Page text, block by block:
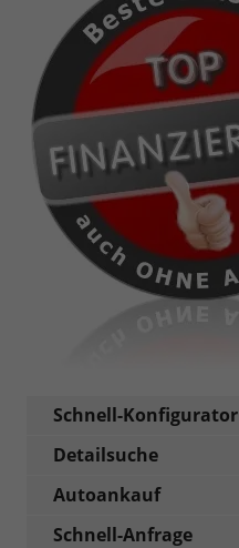
Schnell-Konfigurator
Detailsuche
Autoankauf
Schnell-Anfrage